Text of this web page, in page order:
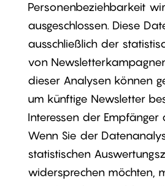
Personenbeziehbarkeit
ausgeschlossen. Diese
ausschließlich der
von
dieser Analysen können
um künftige Newsletter
Interessen der Empfänger
Wenn Sie der
statistischen
widersprechen möchten,